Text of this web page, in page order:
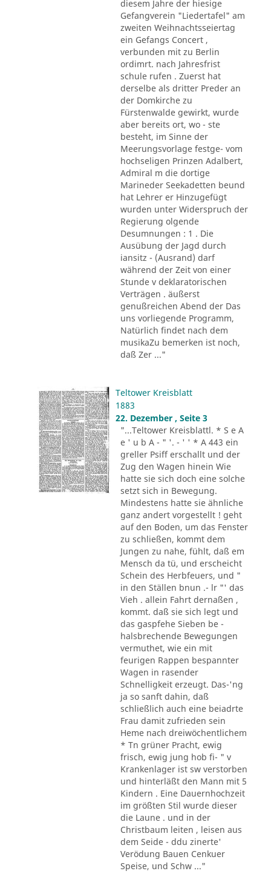
diesem Jahre der hiesige
Gefangverein "Liedertafel" am
zweiten Weihnachtsseiertag
ein Gefangs Concert ,
verbunden mit zu Berlin
ordimrt. nach Jahresfrist
schule rufen . Zuerst hat
derselbe als dritter Preder an
der Domkirche zu
Fürstenwalde gewirkt, wurde
aber bereits ort, wo - ste
besteht, im Sinne der
Meerungsvorlage festge- vom
hochseligen Prinzen Adalbert,
Admiral m die dortige
Marineder Seekadetten beund
hat Lehrer er Hinzugefügt
wurden unter Widerspruch der
Regierung olgende
Desumnungen : 1 . Die
Ausübung der Jagd durch
iansitz - (Ausrand) darf
während der Zeit von einer
Stunde v deklaratorischen
Verträgen . äußerst
genußreichen Abend der Das
uns vorliegende Programm,
Natürlich findet nach dem
musikaZu bemerken ist noch,
daß Zer ..."
Teltower Kreisblatt
1883
22. Dezember , Seite 3
"...Teltower Kreisblattl. * S e A
e ' u b A - " '. - ' ' * A 443 ein
greller Psiff erschallt und der
Zug den Wagen hinein Wie
hatte sie sich doch eine solche
setzt sich in Bewegung.
Mindestens hatte sie ähnliche
ganz andert vorgestellt ! geht
auf den Boden, um das Fenster
zu schließen, kommt dem
Jungen zu nahe, fühlt, daß em
Mensch da tü, und erscheicht
Schein des Herbfeuers, und "
in den Ställen bnun .- lr "' das
Vieh . allein Fahrt dernaßen ,
kommt. daß sie sich legt und
das gaspfehe Sieben be -
halsbrechende Bewegungen
vermuthet, wie ein mit
feurigen Rappen bespannter
Wagen in rasender
Schnelligkeit erzeugt. Das-'ng
ja so sanft dahin, daß
schließlich auch eine beiadrte
Frau damit zufrieden sein
Heme nach dreiwöchentlichem
* Tn grüner Pracht, ewig
frisch, ewig jung hob fi- " v
Krankenlager ist sw verstorben
und hinterläßt den Mann mit 5
Kindern . Eine Dauernhochzeit
im größten Stil wurde dieser
die Laune . und in der
Christbaum leiten , leisen aus
dem Seide - ddu zinerte'
Verödung Bauen Cenkuer
Speise, und Schw ..."